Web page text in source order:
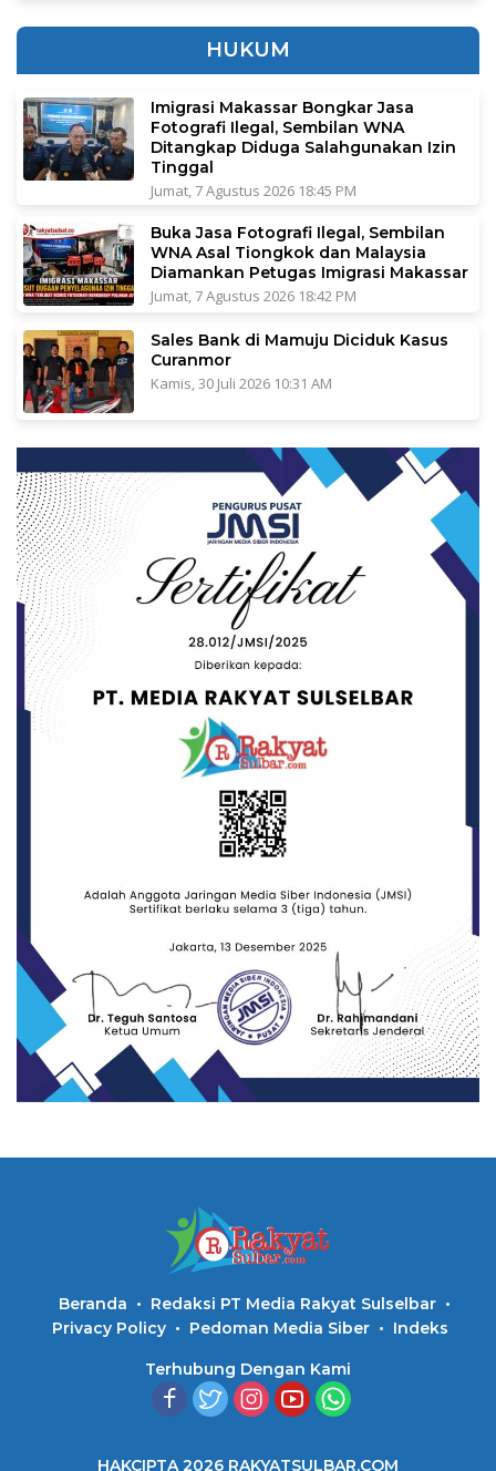
HUKUM
Imigrasi Makassar Bongkar Jasa
Fotografi Ilegal, Sembilan WNA
Ditangkap Diduga Salahgunakan Izin
Tinggal
Jumat, 7 Agustus 2026 18:45 PM
Buka Jasa Fotografi Ilegal, Sembilan
WNA Asal Tiongkok dan Malaysia
Diamankan Petugas Imigrasi Makassar
Jumat, 7 Agustus 2026 18:42 PM
Sales Bank di Mamuju Diciduk Kasus
Curanmor
Kamis, 30 Juli 2026 10:31 AM
Beranda
Redaksi PT Media Rakyat Sulselbar
Privacy Policy
Pedoman Media Siber Indeks
Terhubung Dengan Kami
HAKCIPTA 2026 RAKYATSULBAR.COM